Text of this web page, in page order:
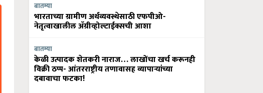
बातम्या
भारताच्या ग्रामीण अर्थव्यवस्थेसाठी एफपीओ-
नेतृत्वाखालील अ‍ॅग्रीव्होल्टाईक्सची आशा
बातम्या
केळी उत्पादक शेतकरी नाराज… लाखोंचा खर्च करूनही
विक्री ठप्प- आंतरराष्ट्रीय तणावासह व्यापाऱ्यांच्या
दबावाचा फटका!